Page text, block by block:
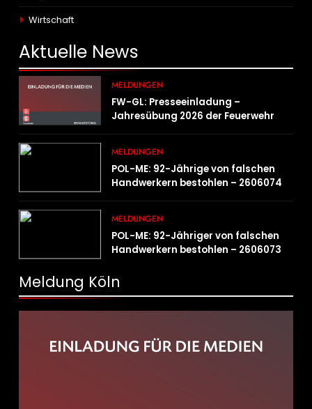
Wirtschaft
Aktuelle News
MELDUNGEN
FW-GL: Presseeinladung –
Jahresübung 2026 der Feuerwehr
MELDUNGEN
POL-ME: 92-Jährige von falschen
Handwerkern bestohlen – 2606074
MELDUNGEN
POL-ME: 92-Jähriger von falschen
Handwerkern bestohlen – 2606073
Meldung Köln